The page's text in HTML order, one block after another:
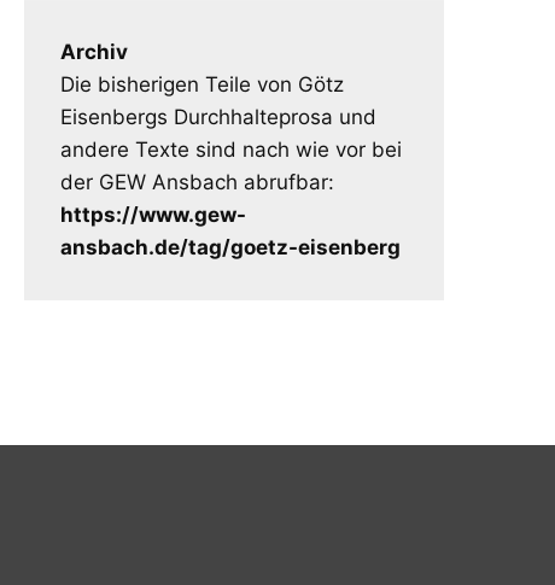
Archiv
Die bisherigen Teile von Götz
Eisenbergs Durchhalteprosa und
andere Texte sind nach wie vor bei
der GEW Ansbach abrufbar:
https://www.gew-
ansbach.de/tag/goetz-eisenberg